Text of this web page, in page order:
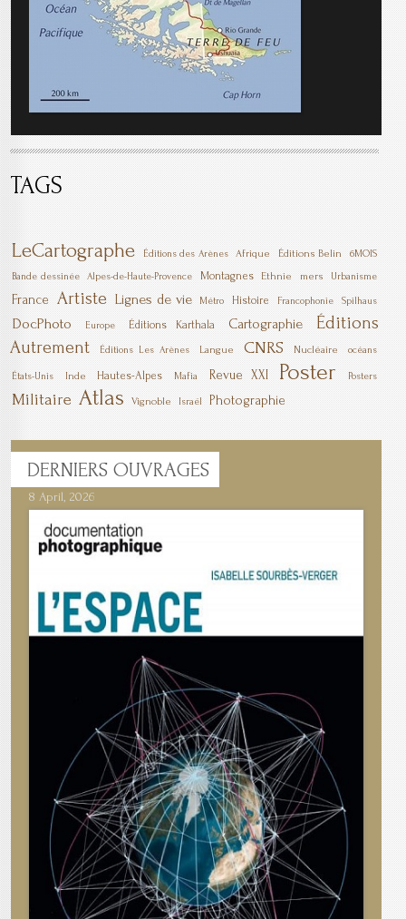
TAGS
LeCartographe Éditions des Arènes Afrique Éditions Belin 6MOIS
Bande dessinée Alpes-de-Haute-Provence Montagnes Ethnie mers Urbanisme
France Artiste Lignes de vie Métro Histoire Francophonie Spilhaus
DocPhoto Europe Éditions Karthala Cartographie
Éditions
Autrement
Éditions Les Arènes Langue CNRS Nucléaire océans
États-Unis Inde Hautes-Alpes Mafia Revue XXI Poster Posters
Militaire Atlas Vignoble Israël Photographie
DERNIERS OUVRAGES
8 April, 2026
7 April, 2026
1 March, 2026
23 December, 2025
9 December, 2025
6 October, 2025
5 April, 2025
17 March, 2025
11 January, 2025
10 January, 2025